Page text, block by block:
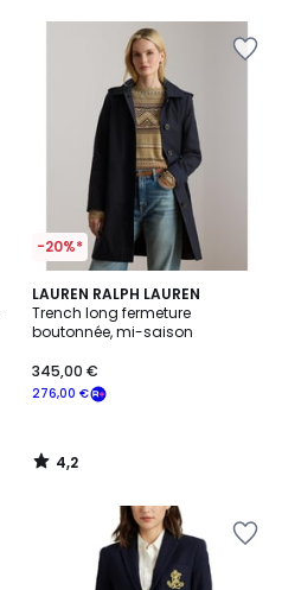
-20%*
LAUREN RALPH LAUREN
Trench long fermeture
boutonnée, mi-saison
276,00 €
345,00 €
4,2
/ 5
4,2
/